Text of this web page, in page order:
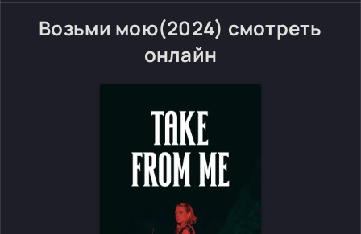
Возьми мою(2024) смотреть
онлайн